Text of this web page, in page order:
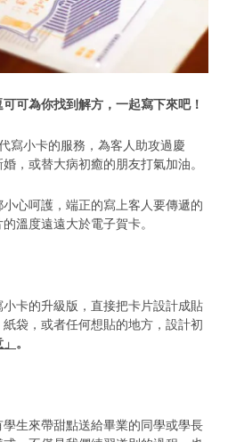
可為你找到解方，一起寫下來吧！
寫小卡的服務，為客人助攻過慶
，或替大病初癒的朋友打氣加油。
心呵護，端正的寫上客人要傳遞的
溫度遠遠大於電子賀卡。
卡的升級版，直接把卡片設計成貼
袋，或者任何想貼的地方，設計初
。
生來帶甜點送給畢業的同學或學長